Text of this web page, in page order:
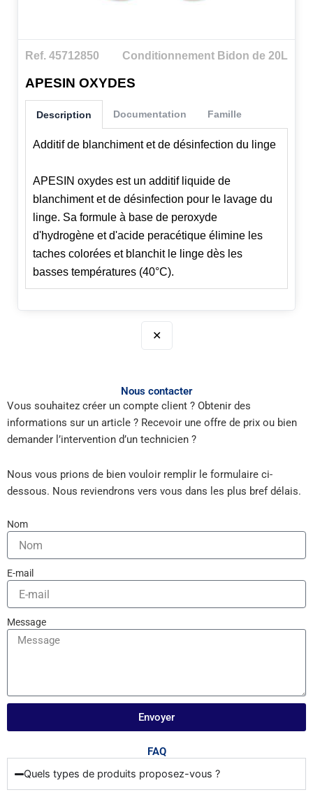
Ref. 45712850 Conditionnement Bidon de 20L
APESIN OXYDES
Description
Additif de blanchiment et de désinfection du linge
APESIN oxydes est un additif liquide de
blanchiment et de désinfection pour le lavage du
linge. Sa formule à base de peroxyde
d'hydrogène et d'acide peracétique élimine les
taches colorées et blanchit le linge dès les
basses températures (40°C).
Documentation Famille
✕
Nous contacter
Vous souhaitez créer un compte client ? Obtenir des
informations sur un article ? Recevoir une offre de prix ou bien
demander l’intervention d’un technicien ?
Nous vous prions de bien vouloir remplir le formulaire ci-
dessous. Nous reviendrons vers vous dans les plus bref délais.
Nom
E-mail
Message
Envoyer
FAQ
Quels types de produits proposez-vous ?